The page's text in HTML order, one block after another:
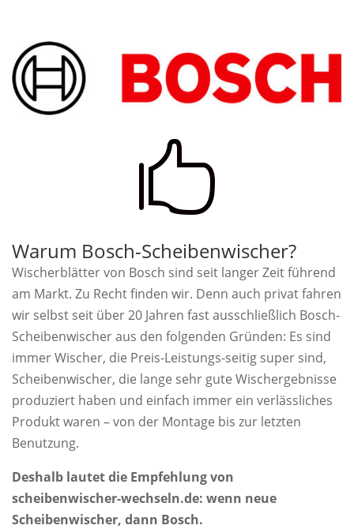

Warum Bosch-Scheibenwischer?
Wischerblätter von Bosch sind seit langer Zeit führend
am Markt. Zu Recht finden wir. Denn auch privat fahren
wir selbst seit über 20 Jahren fast ausschließlich Bosch-
Scheibenwischer aus den folgenden Gründen: Es sind
immer Wischer, die Preis-Leistungs-seitig super sind,
Scheibenwischer, die lange sehr gute Wischergebnisse
produziert haben und einfach immer ein verlässliches
Produkt waren – von der Montage bis zur letzten
Benutzung.
Deshalb lautet die Empfehlung von
scheibenwischer-wechseln.de: wenn neue
Scheibenwischer, dann Bosch.